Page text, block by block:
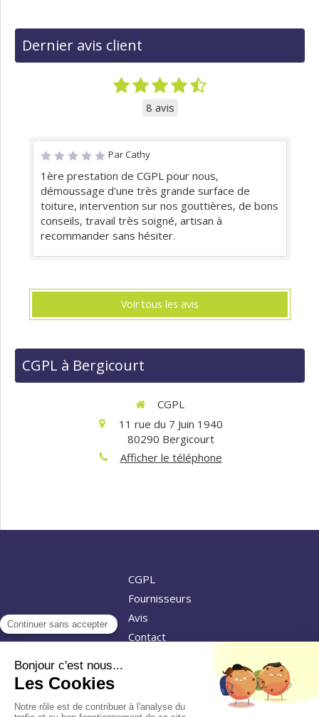
Dernier avis client
8 avis
Par Cathy
1ère prestation de CGPL pour nous,
démoussage d'une très grande surface de
toiture, intervention sur nos gouttières, de bons
conseils, travail très soigné, artisan à
recommander sans hésiter.
Voir tous les avis
CGPL à Bergicourt
CGPL
11 rue du 7 Juin 1940
80290 Bergicourt
Afficher le téléphone
CGPL
Fournisseurs
Avis
Contact
©2019 CGPL - Couverture, Charpente, Isolation